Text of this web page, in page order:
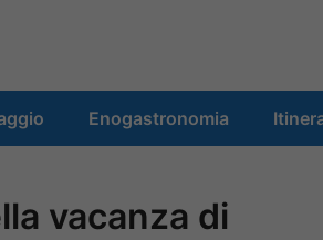
Enogastronomia
vacanza di